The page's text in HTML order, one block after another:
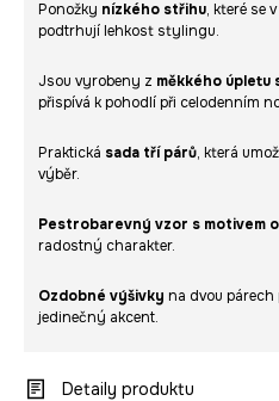
Ponožky nízkého střihu, které se
podtrhují lehkost stylingu.
Jsou vyrobeny z měkkého úpletu
přispívá k pohodlí při celodenním
Praktická sada tří párů, která
výběr.
Pestrobarevný vzor s motivem
radostný charakter.
Ozdobné výšivky na dvou párech
jedinečný akcent.
Detaily produktu